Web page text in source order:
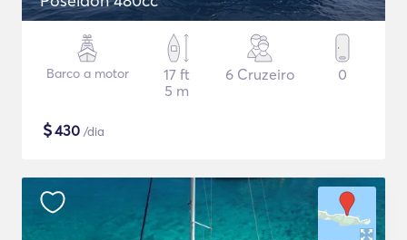
Barco a motor
17 ft
5 m
6 Cruzeiro 0
$430 /dia